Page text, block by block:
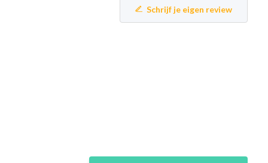
Schrijf je eigen review